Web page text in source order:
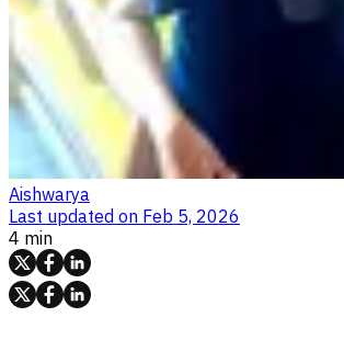
Aishwarya
Last updated on Feb 5, 2026
4 min